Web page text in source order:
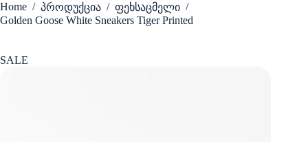
Home / პროდუქცია / ფეხსაცმელი /
Golden Goose White Sneakers Tiger Printed
SALE